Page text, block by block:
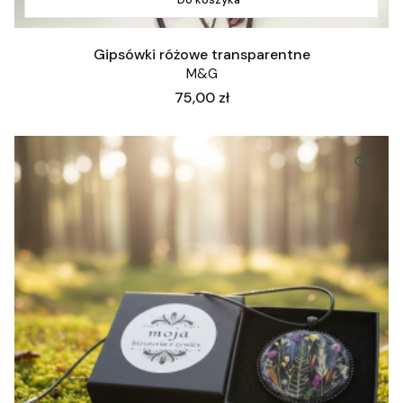
Gipsówki różowe transparentne
M&G
Cena
75,00 zł